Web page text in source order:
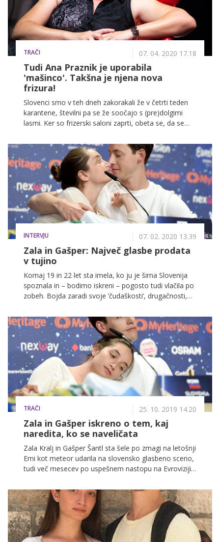
TRAČI 07. 04. 2020 17.18
Tudi Ana Praznik je uporabila
'mašinco'. Takšna je njena nova
frizura!
Slovenci smo v teh dneh zakorakali že v četrti teden
karantene, številni pa se že soočajo s (pre)dolgimi
lasmi. Ker so frizerski saloni zaprti, obeta se, da se
dni pomaga kar sam. Tudi slovenski zvezdniki.
INTERVJU 07. 02. 2020 13.39
Zala in Gašper: Največ glasbe prodata
v tujino
Komaj 19 in 22 let sta imela, ko ju je širna Slovenija
spoznala in – bodimo iskreni – pogosto tudi vlačila po
zobeh. Bojda zaradi svoje ’čudaškosti’, drugačnosti,
pod imenom Zalagasper, sta dokazala, da to nista
igra in čudaštvo, temveč sta to onadva, mlada
človeka, ki – kot vsi – iščeta svoj prostor pod soncem.
Te dni, ko od njunega uspeha na Emi mineva leto dni,
sta pred izdajo prvenca in serijo koncertov, sta si
vzela čas tudi za nas in povedala, kako ustvarjata, kaj
pripravljata in kako delujeta, ko sta zgolj to, kar sta:
mlad par, sam doma. Se sploh kdaj spreta?
TRAČI 25. 10. 2019 14.20
Zala in Gašper iskreno o tem, kaj
naredita, ko se naveličata
Zala Kralj in Gašper Šantl sta šele po zmagi na letošnji
Emi kot meteor udarila na slovensko glasbeno sceno,
tudi več mesecev po uspešnem nastopu na Evroviziji
Ker se zavedata, da je treba železo kovati, dokler je
vroče, sta pred nekaj urami presenetila z novo
pesmijo, že prej pa sta o njej spregovorila kar na
svojem Instagramu, kjer sta oboževalcem
odgovarjala na zastavljena vprašanja.